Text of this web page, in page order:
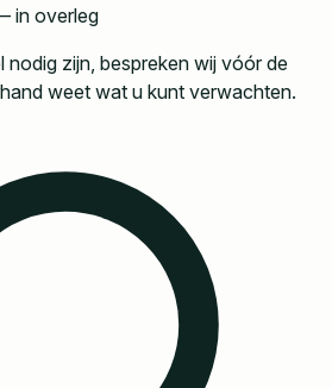
in overleg
zijn, bespreken wij vóór de
weet wat u kunt verwachten.